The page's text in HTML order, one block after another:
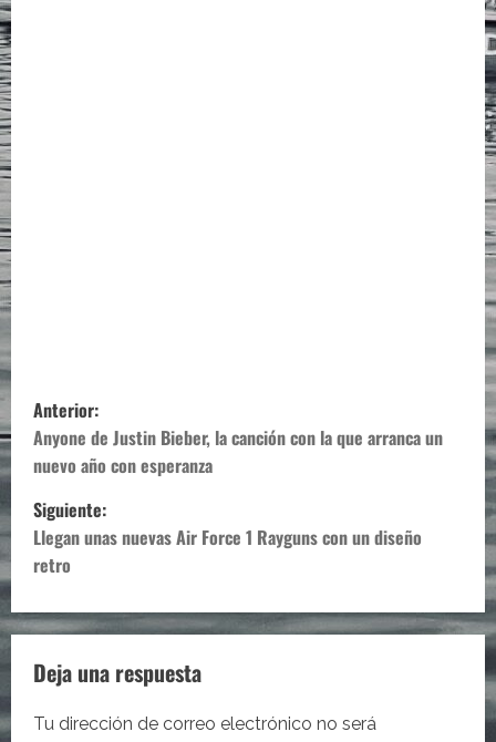
N
a
v
e
g
a
c
ó
n
Anterior:
Anyone de Justin Bieber, la canción con la que arranca un
nuevo año con esperanza
Siguiente:
Llegan unas nuevas Air Force 1 Rayguns con un diseño
retro
Deja una respuesta
Tu dirección de correo electrónico no será